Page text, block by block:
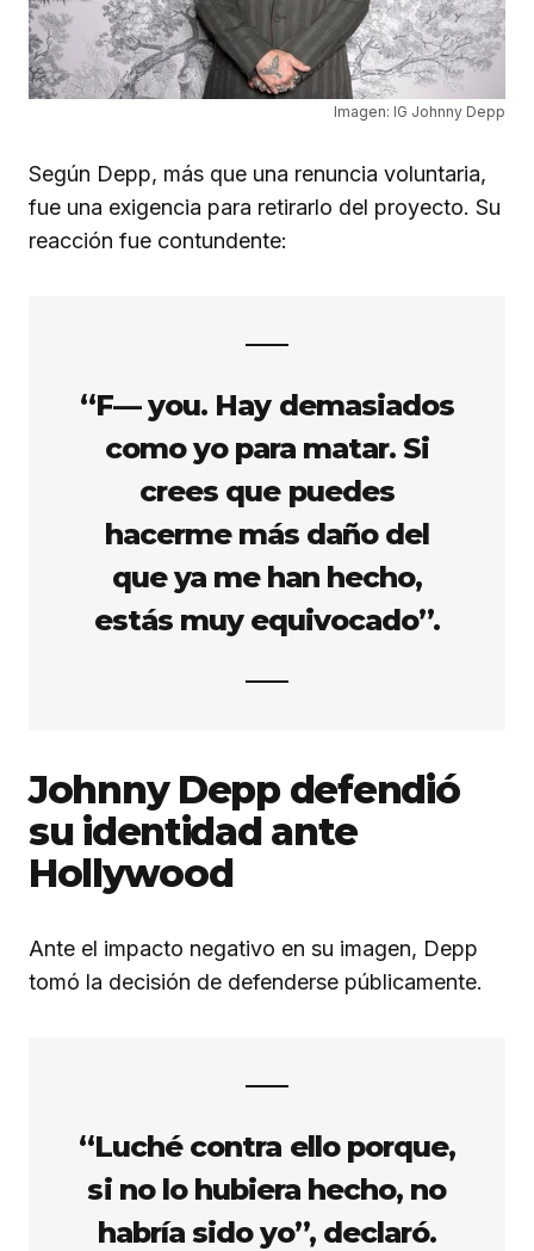
Imagen: IG Johnny Depp
Según Depp, más que una renuncia voluntaria,
fue una exigencia para retirarlo del proyecto. Su
reacción fue contundente:
“F— you. Hay demasiados
como yo para matar. Si
crees que puedes
hacerme más daño del
que ya me han hecho,
estás muy equivocado”.
Johnny Depp defendió
su identidad ante
Hollywood
Ante el impacto negativo en su imagen, Depp
tomó la decisión de defenderse públicamente.
“Luché contra ello porque,
si no lo hubiera hecho, no
habría sido yo”, declaró.